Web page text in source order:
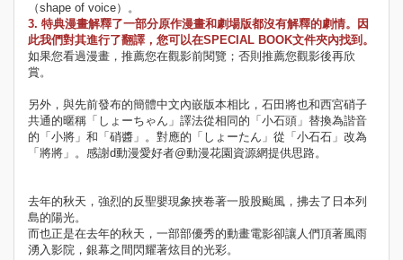
（shape of voice）。
3. 特典漫畫解釋了一部分原作漫畫和劇場版都沒有解釋的劇情。因
此我們對其進行了翻譯，您可以在SPECIAL BOOK文件夾內找到。
如果您看過漫畫，推薦您在觀影前閱覽；否則推薦您觀影後再欣
賞。
另外，與先前發布的簡體中文內嵌版本相比，石田將也和西宮硝子
共通的暱稱「しょーちゃん」譯法從相同的「小石頭」替換為諧音
的「小將」和「硝醬」。對應的「しょーたん」從「小石石」改為
「將將」。感謝d動漫愛好者@動漫花園資源網提供思路。
去年的秋天，強烈的反聖嬰現象挾卷著一股股颱風，拂去了日本列
島的陽光。
而也正是在去年的秋天，一部部優秀的動畫電影卻讓人們頂著風雨
湧入影院，銀幕之間閃耀著炫目的光彩。